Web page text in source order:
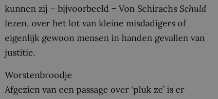
kunnen zij – bijvoorbeeld − Von Schirachs Schuld
lezen, over het lot van kleine misdadigers of
eigenlijk gewoon mensen in handen gevallen van
justitie.
Worstenbroodje
Afgezien van een passage over ‘pluk ze’ is er